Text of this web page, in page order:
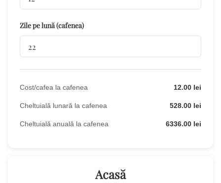
Zile pe lună (cafenea)
Cost/cafea la cafenea 12.00 lei
Cheltuială lunară la cafenea 528.00 lei
Cheltuială anuală la cafenea 6336.00 lei
Acasă